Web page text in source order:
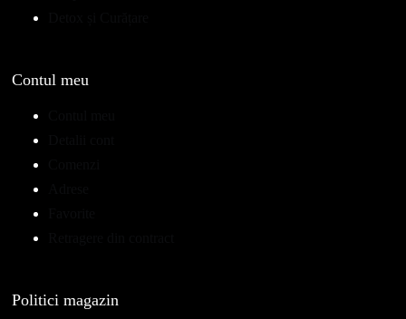
Contul meu
Politici magazin